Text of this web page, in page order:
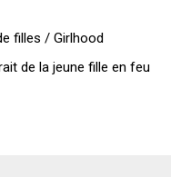
filles / Girlhood
de la jeune fille en feu